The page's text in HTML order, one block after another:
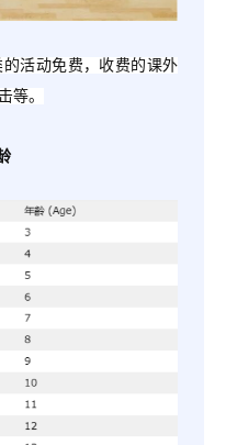
活动免费，收费的课外
等。